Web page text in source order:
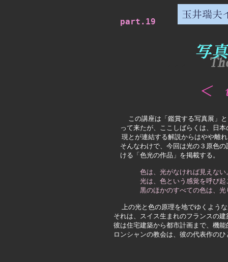
part.19
この講座は「鑑賞する写真展
って来たが、ここしばらくは、日
現とが連結する解説からはやや離
そんなわけで、今回は光の３原色
ける「色光の作品」を掲載する。
色は、光がなければ見えない
光は、色という感覚
黒のほかのすべての色は、光り
上の光と色の原理を地でゆくよう
それは、スイス生まれのフランス
彼は住宅建築から都市計画まで、機
ロンシャンの教会は、彼の代表作